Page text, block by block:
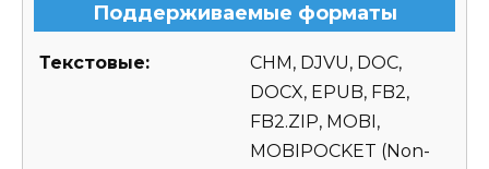
Поддерживаемые форматы
Текстовые:
CHM, DJVU, DOC,
DOCX, EPUB, FB2,
FB2.ZIP, MOBI,
MOBIPOCKET (Non-